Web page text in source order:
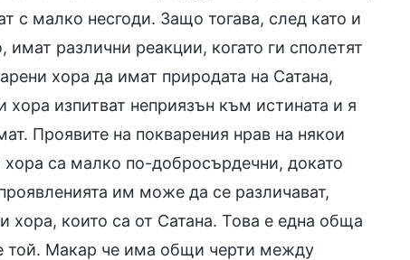
с малко несгоди. Защо тогава, след като и
различни реакции, когато ги сполетят
хора да имат природата на Сатана,
изпитват неприязън към истината и я
Проявите на покварения нрав на някои
са малко по-добросърдечни, докато
им може да се различават,
хора, които са от Сатана. Това е една обща
той. Макар че има общи черти между